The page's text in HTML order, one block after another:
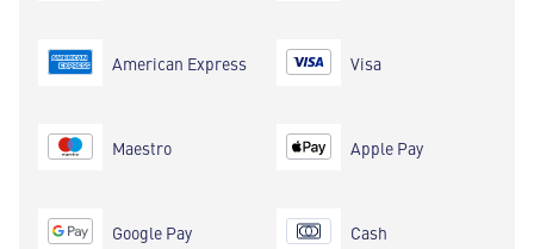
American Express
Maestro
Google Pay
Visa
Apple Pay
Cash